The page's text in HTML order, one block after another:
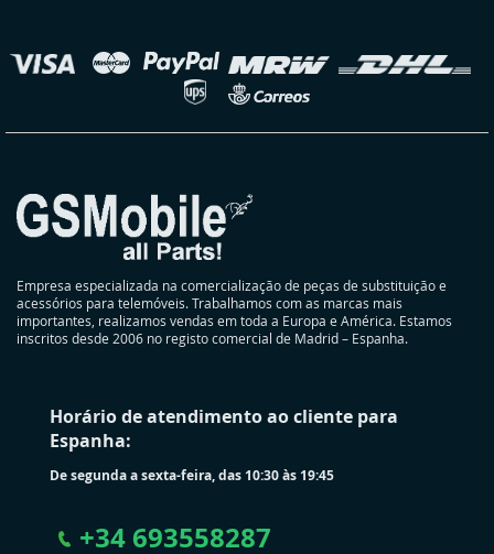
Empresa especializada na comercialização de peças de substituição e
acessórios para telemóveis. Trabalhamos com as marcas mais
importantes, realizamos vendas em toda a Europa e América. Estamos
inscritos desde 2006 no registo comercial de Madrid – Espanha.
Horário de atendimento ao cliente para
Espanha:
De segunda a sexta-feira, das 10:30 às 19:45
+34 693558287